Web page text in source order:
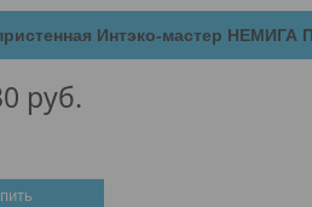
Интэко-мастер НЕМИГА
руб.